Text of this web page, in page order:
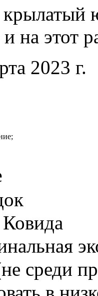
крылатый
на этот
2023 г.
среди